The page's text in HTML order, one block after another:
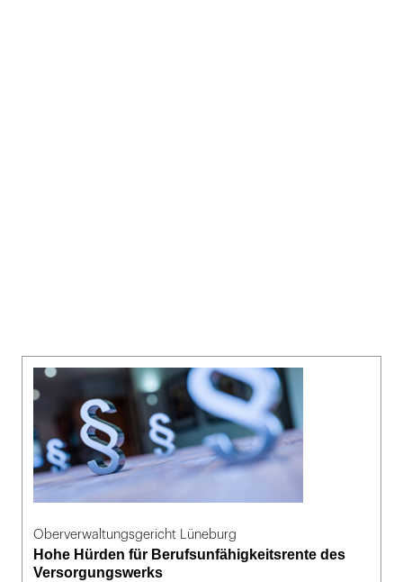
Oberverwaltungsgericht Lüneburg
Hohe Hürden für Berufsunfähigkeitsrente des
Versorgungswerks